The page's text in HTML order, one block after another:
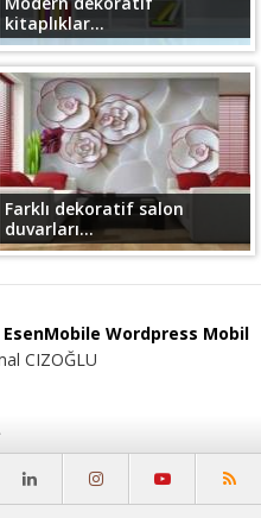
kitaplıklar...
Farklı dekoratif salon
duvarları...
EsenMobile Wordpress Mobil
CIZOĞLU